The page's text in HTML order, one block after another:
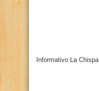
Informativo La Chispa